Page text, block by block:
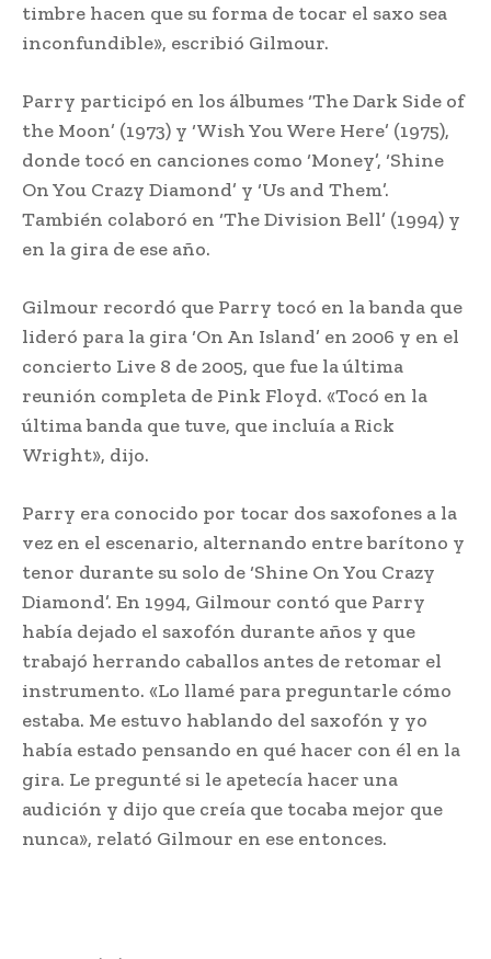
timbre hacen que su forma de tocar el saxo sea
inconfundible», escribió Gilmour.
Parry participó en los álbumes ‘The Dark Side of
the Moon’ (1973) y ‘Wish You Were Here’ (1975),
donde tocó en canciones como ‘Money’, ‘Shine
On You Crazy Diamond’ y ‘Us and Them’.
También colaboró en ‘The Division Bell’ (1994) y
en la gira de ese año.
Gilmour recordó que Parry tocó en la banda que
lideró para la gira ‘On An Island’ en 2006 y en el
concierto Live 8 de 2005, que fue la última
reunión completa de Pink Floyd. «Tocó en la
última banda que tuve, que incluía a Rick
Wright», dijo.
Parry era conocido por tocar dos saxofones a la
vez en el escenario, alternando entre barítono y
tenor durante su solo de ‘Shine On You Crazy
Diamond’. En 1994, Gilmour contó que Parry
había dejado el saxofón durante años y que
trabajó herrando caballos antes de retomar el
instrumento. «Lo llamé para preguntarle cómo
estaba. Me estuvo hablando del saxofón y yo
había estado pensando en qué hacer con él en la
gira. Le pregunté si le apetecía hacer una
audición y dijo que creía que tocaba mejor que
nunca», relató Gilmour en ese entonces.